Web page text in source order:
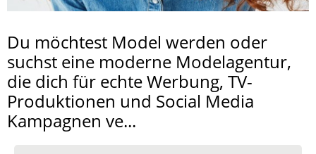
Du möchtest Model werden oder
suchst eine moderne Modelagentur,
die dich für echte Werbung, TV-
Produktionen und Social Media
Kampagnen ve...